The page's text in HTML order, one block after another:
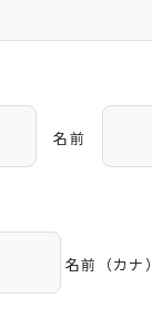
名前
名前（カナ）